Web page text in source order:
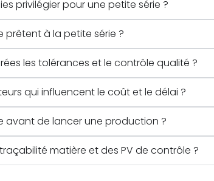
privilégier pour une petite série ?
prêtent à la petite série ?
les tolérances et le contrôle qualité ?
qui influencent le coût et le délai ?
avant de lancer une production ?
matière et des PV de contrôle ?